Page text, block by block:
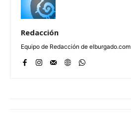
Redacción
Equipo de Redacción de elburgado.com